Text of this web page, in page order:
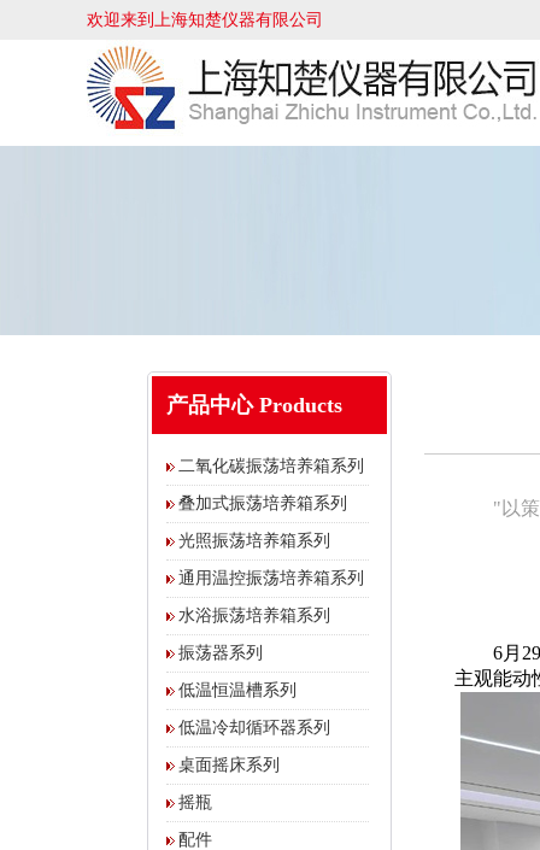
欢迎来到上海知楚仪器有限公司
产品中心 Products
二氧化碳振荡培养箱系列
叠加式振荡培养箱系列
光照振荡培养箱系列
通用温控振荡培养箱系列
水浴振荡培养箱系列
振荡器系列
低温恒温槽系列
低温冷却循环器系列
桌面摇床系列
摇瓶
配件
"以
6月
主观能动